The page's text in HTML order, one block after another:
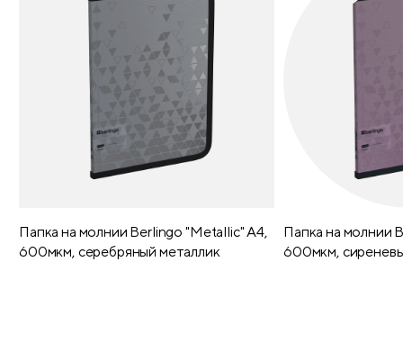
Папка на молнии Berlingo "Metallic" А4,
600мкм, серебряный металлик
Папка на молнии
600мкм,